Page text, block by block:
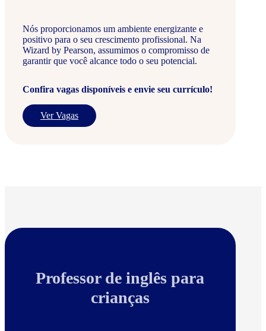
Nós proporcionamos um ambiente energizante e
positivo para o seu crescimento profissional. Na
Wizard by Pearson, assumimos o compromisso de
garantir que você alcance todo o seu potencial.
Confira vagas disponíveis e envie seu currículo!
Ver Vagas
Professor de inglês para
crianças